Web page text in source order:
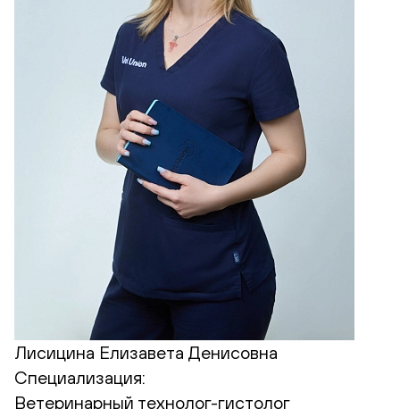
Лисицина Елизавета Денисовна
Специализация:
Ветеринарный технолог-гистолог